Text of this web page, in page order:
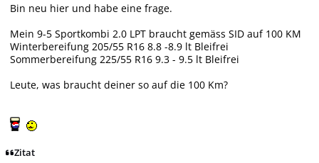
Bin neu hier und habe eine frage.
Mein 9-5 Sportkombi 2.0 LPT braucht gemäss SID auf 100 KM
Winterbereifung 205/55 R16 8.8 -8.9 lt Bleifrei
Sommerbereifung 225/55 R16 9.3 - 9.5 lt Bleifrei
Leute, was braucht deiner so auf die 100 Km?
Zitat